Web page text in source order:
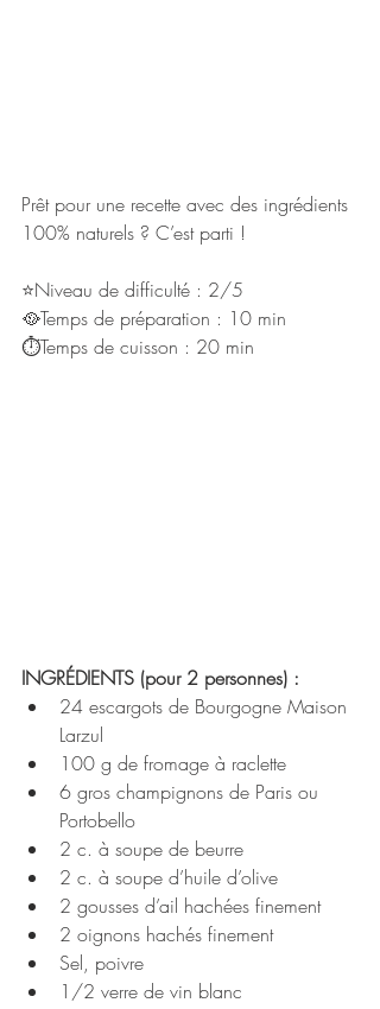
Prêt pour une recette avec des ingrédients
100% naturels ? C’est parti !
⭐Niveau de difficulté : 2/5
🥘Temps de préparation : 10 min
⏱Temps de cuisson : 20 min
INGRÉDIENTS (pour 2 personnes) :
24 escargots de Bourgogne Maison
Larzul
100 g de fromage à raclette
6 gros champignons de Paris ou
Portobello
2 c. à soupe de beurre
2 c. à soupe d’huile d’olive
2 gousses d’ail hachées finement
2 oignons hachés finement
Sel, poivre
1/2 verre de vin blanc